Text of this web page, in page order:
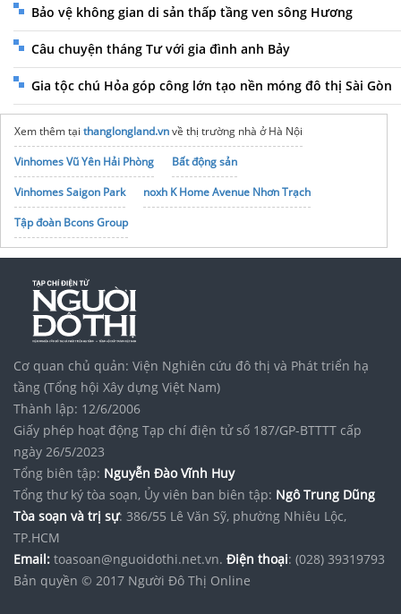
Bảo vệ không gian di sản thấp tầng ven sông Hương
Câu chuyện tháng Tư với gia đình anh Bảy
Gia tộc chú Hỏa góp công lớn tạo nền móng đô thị Sài Gòn
Xem thêm tại thanglongland.vnvề thị trường nhà ở Hà Nội
Vinhomes Vũ Yên Hải Phòng
Bất động sản
Vinhomes Saigon Park
noxh K Home Avenue Nhơn Trạch
Tập đoàn Bcons Group
Cơ quan chủ quản: Viện Nghiên cứu đô thị và Phát triển hạ
tầng (Tổng hội Xây dựng Việt Nam)
Thành lập: 12/6/2006
Giấy phép hoạt động Tạp chí điện tử số 187/GP-BTTTT cấp
ngày 26/5/2023
Tổng biên tập: Nguyễn Đào Vĩnh Huy
Tổng thư ký tòa soạn, Ủy viên ban biên tập: Ngô Trung Dũng
Tòa soạn và trị sự: 386/55 Lê Văn Sỹ, phường Nhiêu Lộc,
TP.HCM
Email: toasoan@nguoidothi.net.vn. Điện thoại: (028) 39319793
Bản quyền © 2017 Người Đô Thị Online